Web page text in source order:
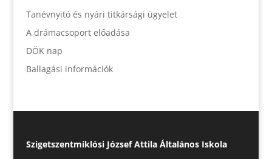
Tanévnyitó és nyári titkársági ügyelet
A drámacsoport előadása
DÖK nap
Ballagási információk
Szigetszentmiklósi József Attila Általános Iskola